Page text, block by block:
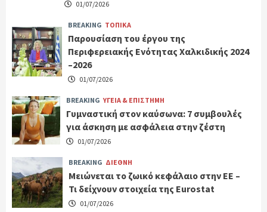
01/07/2026
BREAKING ΤΟΠΙΚΑ
Παρουσίαση του έργου της
Περιφερειακής Ενότητας Χαλκιδικής 2024
–2026
01/07/2026
BREAKING ΥΓΕΙΑ & ΕΠΙΣΤΗΜΗ
Γυμναστική στον καύσωνα: 7 συμβουλές
για άσκηση με ασφάλεια στην ζέστη
01/07/2026
BREAKING ΔΙΕΘΝΗ
Μειώνεται το ζωικό κεφάλαιο στην ΕΕ –
Τι δείχνουν στοιχεία της Eurostat
01/07/2026